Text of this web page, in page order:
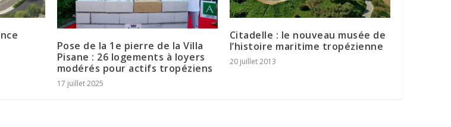
Pose de la 1e pierre de la Villa
Pisane : 26 logements à loyers
modérés pour actifs tropéziens
17 juillet 2025
Citadelle : le nouveau musée de
l’histoire maritime tropézienne
20 juillet 2013